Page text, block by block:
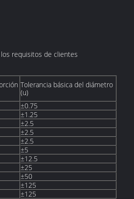
requisitos de clientes
Tolerancia básica del diámetro
(u)
±0.75
±1.25
±2.5
±2.5
±2.5
±5
±12.5
±25
±50
±125
±125